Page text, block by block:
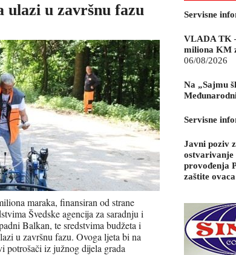
u završnu fazu
maraka, finansiran od strane
Švedske agencija za saradnju i
Balkan, te sredstvima budžeta i
u završnu fazu. Ovoga ljeta bi na
potrošači iz južnog dijela grada
Servisne
VLADA TK
miliona KM
06/08/2026
Na „Sajmu
Servisne
Javni poziv
ostvarivanje
provođenja
zaštite